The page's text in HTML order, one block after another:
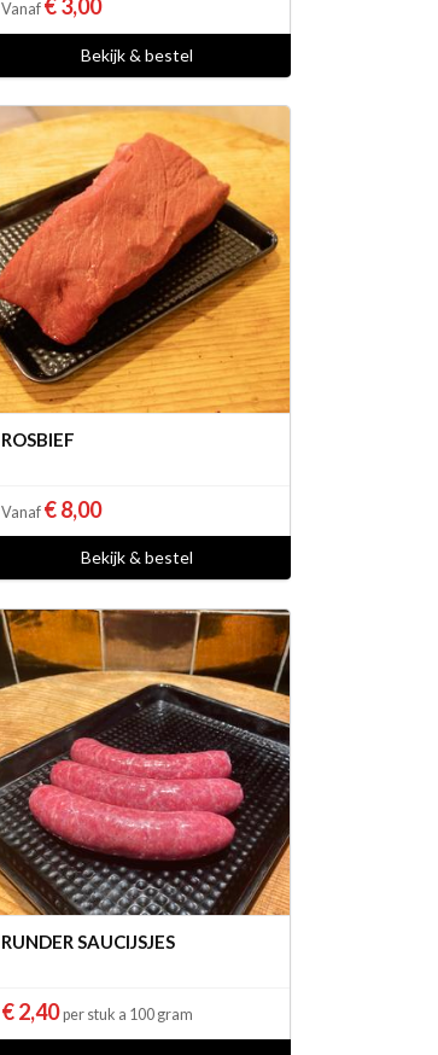
Vanaf € 3,00
Bekijk & bestel
ROSBIEF
Vanaf € 8,00
Bekijk & bestel
RUNDER SAUCIJSJES
€ 2,40per stuk a 100 gram